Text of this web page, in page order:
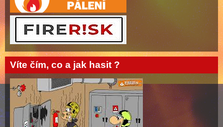
Víte čím, co a jak hasit ?